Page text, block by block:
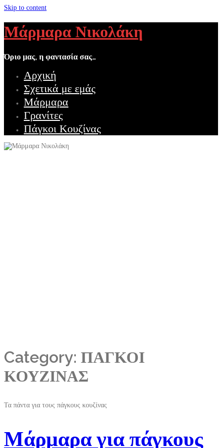
Skip to content
Μάρμαρα Νικολάκη
Όριο μας, η φαντασία σας…
Αρχική
Σχετικά με εμάς
Μάρμαρα
Γρανίτες
Πάγκοι Κουζίνας
Category: ΠΑΓΚΟΙ
ΚΟΥΖΙΝΑΣ
Τα πάντα για τους πάγκους κουζίνας
Μάρμαρα για πάγκους